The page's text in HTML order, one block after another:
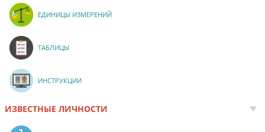
ЕДИНИЦЫ ИЗМЕРЕНИЙ
ТАБЛИЦЫ
ИНСТРУКЦИИ
ИЗВЕСТНЫЕ ЛИЧНОСТИ